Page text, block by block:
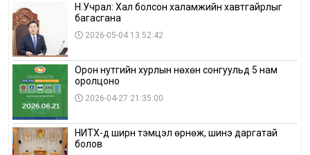
Н.Учрал: Хал болсон халамжийн хавтгайрлыг
багасгана
2026-05-04 13:52:42
Орон нутгийн хурлын нөхөн сонгуульд 5 нам
оролцоно
2026-04-27 21:35:00
НИТХ-д ширүүн тэмцэл өрнөж, шинэ даргатай
болов